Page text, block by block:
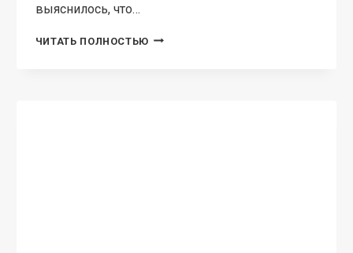
выяснилось, что…
ЧИТАТЬ ПОЛНОСТЬЮ ПРОКЛЯТИЕ